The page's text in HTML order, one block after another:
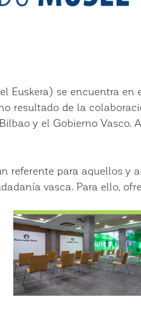
Euskera) se encuentra en
resultado de la
y el Gobierno Vasco.
referente para aquellos y
vasca. Para ello,